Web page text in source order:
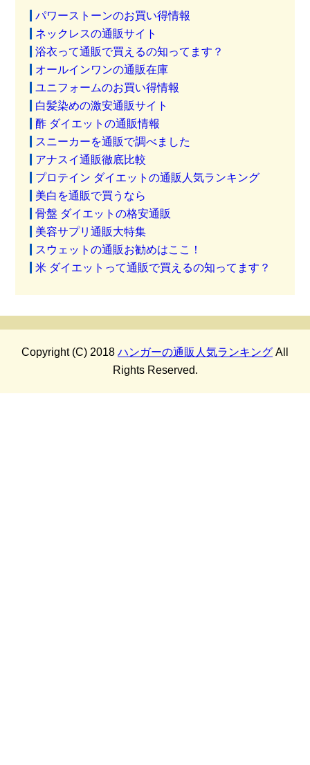
パワーストーンのお買い得情報
ネックレスの通販サイト
浴衣って通販で買えるの知ってます？
オールインワンの通販在庫
ユニフォームのお買い得情報
白髪染めの激安通販サイト
酢 ダイエットの通販情報
スニーカーを通販で調べました
アナスイ通販徹底比較
プロテイン ダイエットの通販人気ランキング
美白を通販で買うなら
骨盤 ダイエットの格安通販
美容サプリ通販大特集
スウェットの通販お勧めはここ！
米 ダイエットって通販で買えるの知ってます？
Copyright (C) 2018 ハンガーの通販人気ランキング All
Rights Reserved.